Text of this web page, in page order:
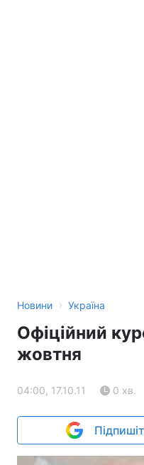
Новини › Україна
Офіційний
жовтня
04:00, 17.10.11 0 хв.